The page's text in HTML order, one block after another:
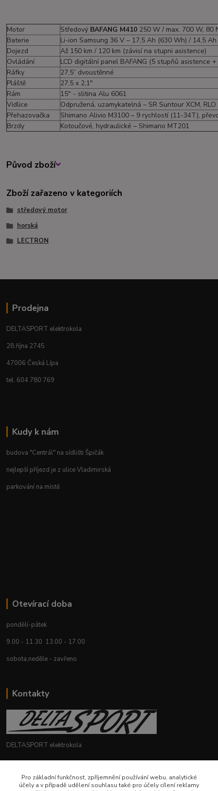
Motor Středový BAFANG M410 250 W / max. 700 W, 80
Baterie
Li-ion Samsung 36 V – 17,5 Ah (630 Wh) / 14,5
Dojezd
Až 150 km / 120 km (závisí na stupni asistence)
Ovládání
LCD digitální panel BAFANG (5 stupňů asistence
Ráfky
27,5” dvoustěnné
Pláště
27,5 x 2,1"
Rám
15" - slitina Alu 6061
Vidlice
Odpružená, uzamykatelná – SR Suntour XCM, RLO
Přehazovačka
Shimano Alivio M3100 – 9 rychlostí (11-34T),
Brzdy
Kotoučové, hydraulické – Shimano MT201
Původ zboží
Zboží zařazeno v kategoriích
středový motor
horská
LECTRON
Prodejna
DELTASPORT elektrokola
28.října 2745
47006 Česká Lípa
tel. 604 780 769
Kudy k nám
budova "Centrál" na sídlišti Špičák
nejlepší příjezd je z ulice Vladimirská
parkování na místě
Otevírací doba
pondělí-pátek
9.00 - 11.30 13.00 - 17.00
sobota,neděle - zavřeno
Kontakty
DELTASPORT elektrokola
Pro základní funkčnost, zpříjemnění používání webu, analytické
účely a v případě udělení souhlasu také pro účely cílení reklamy